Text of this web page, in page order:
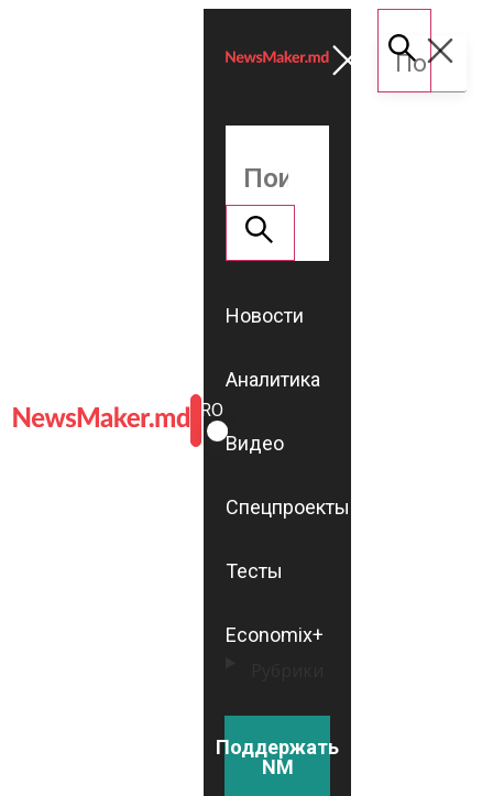
ROMÂNĂ
RU
Новости
Аналитика
Видео
Спецпроекты
Тесты
Economix+
Поддержать
NM